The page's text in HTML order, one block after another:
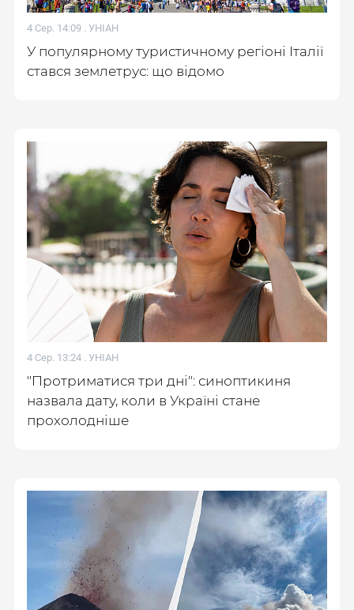
4 Сер. 14:09 . УНІАН
У популярному туристичному регіоні Італії
стався землетрус: що відомо
4 Сер. 13:24 . УНІАН
"Протриматися три дні": синоптикиня
назвала дату, коли в Україні стане
прохолодніше